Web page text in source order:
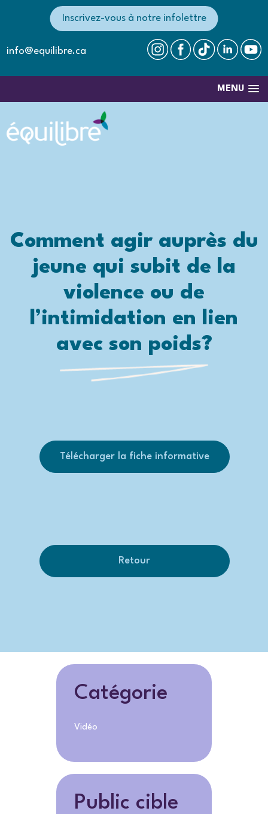
info@equilibre.ca
Inscrivez-vous à notre infolettre
MENU
Comment agir auprès du
jeune qui subit de la
violence ou de
l’intimidation en lien
avec son poids?
Télécharger la fiche informative
Retour
Catégorie
Vidéo
Public cible